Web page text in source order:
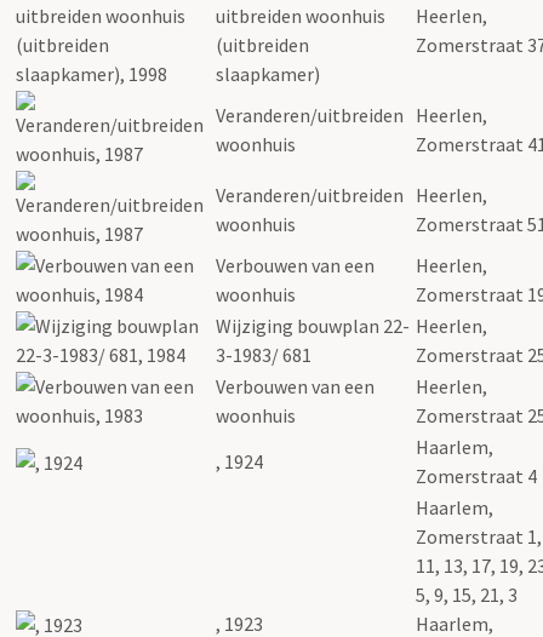
uitbreiden woonhuis
(uitbreiden
slaapkamer)
Heerlen,
Zomerstraat
Veranderen/uitbreiden
woonhuis
Heerlen,
Zomerstraat
Veranderen/uitbreiden
woonhuis
Heerlen,
Zomerstraat
Verbouwen van een
woonhuis
Heerlen,
Zomerstraat
Wijziging bouwplan 22-
3-1983/ 681
Heerlen,
Zomerstraat
Verbouwen van een
woonhuis
Heerlen,
Zomerstraat
, 1924
Haarlem,
Zomerstraat 4
, 1923
Haarlem,
Zomerstraat
11, 13, 17, 19,
5, 9, 15, 21, 3
Haarlem,